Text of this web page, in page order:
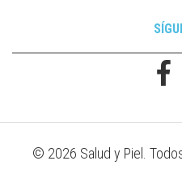
© 2026 Salud y Piel.